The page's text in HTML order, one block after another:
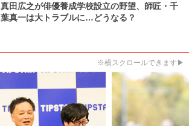
真田広之が俳優養成学校設立の野望、師匠・千
葉真一は大トラブルに…どうなる？
※横スクロールできます▶